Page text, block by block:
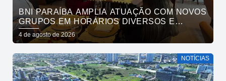
BNI PARAÍBA AMPLIA ATUAÇÃO COM NOVOS
GRUPOS EM HORÁRIOS DIVERSOS E
FORTALECE O ACESSO AO NETWORKING
4 de agosto de 2026
NOTÍCIAS